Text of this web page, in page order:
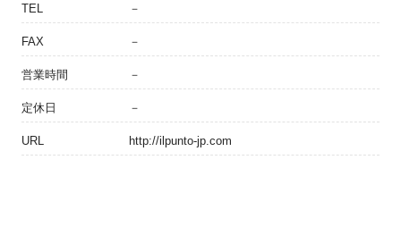
TEL －
FAX －
営業時間 －
定休日 －
URL http://ilpunto-jp.com